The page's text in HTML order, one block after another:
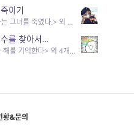
이기
그녀를 죽였다.> 외 1개 작품
를 찾아서…
를 기억한다> 외 4개 작품
황&문의